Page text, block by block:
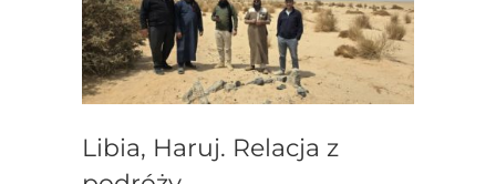
Libia, Haruj. Relacja z